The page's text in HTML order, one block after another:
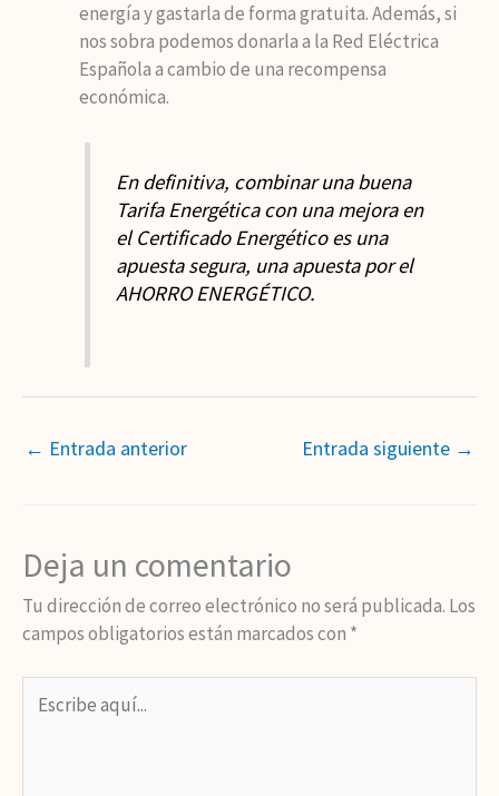
energía y gastarla de forma gratuita. Además, si
nos sobra podemos donarla a la Red Eléctrica
Española a cambio de una recompensa
económica.
En definitiva, combinar una buena
Tarifa Energética con una mejora en
el Certificado Energético es una
apuesta segura, una apuesta por el
AHORRO ENERGÉTICO.
← Entrada anterior Entrada siguiente →
Deja un comentario
Tu dirección de correo electrónico no será publicada. Los
campos obligatorios están marcados con *
aquí...